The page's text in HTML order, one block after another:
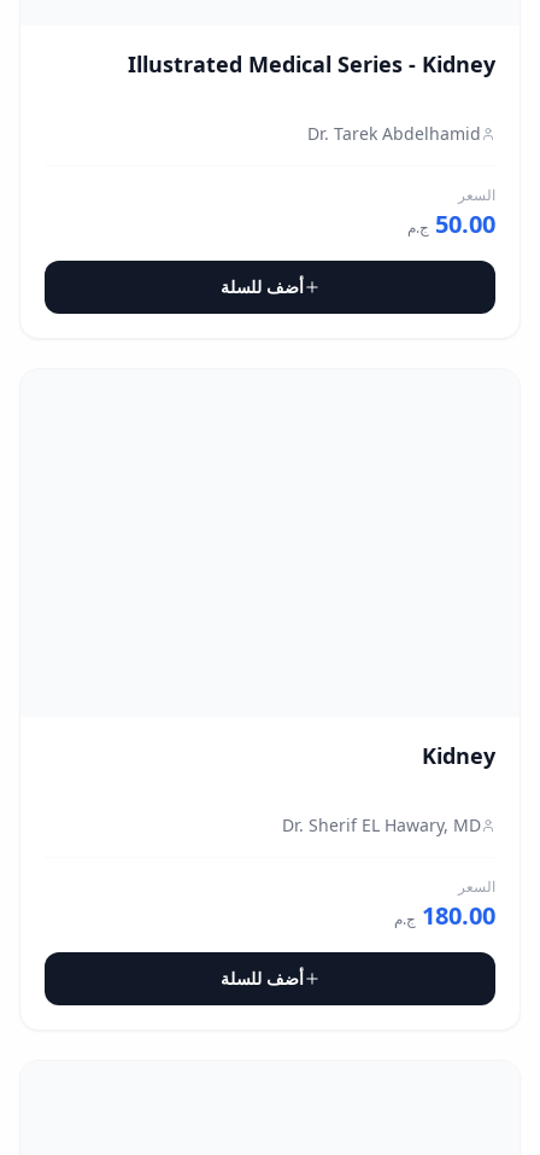
Illustrated Medical Series - Kidney
Dr. Tarek Abdelhamid
السعر
50.00 ج.م
أضف للسلة
Kidney
Dr. Sherif EL Hawary, MD
السعر
180.00 ج.م
أضف للسلة